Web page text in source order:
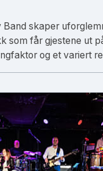
Band skaper
som får gjestene ut
og et variert